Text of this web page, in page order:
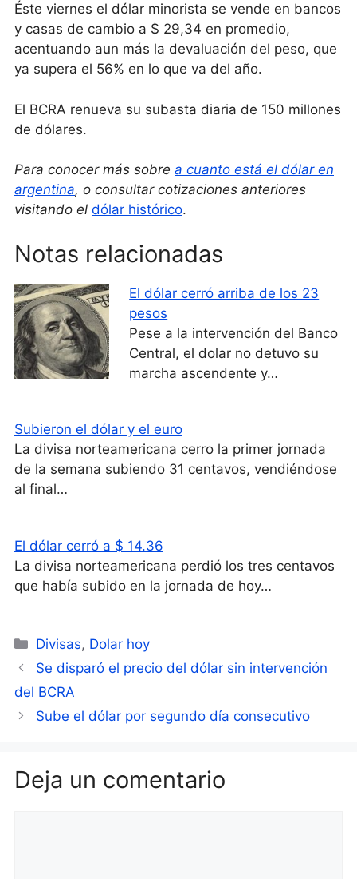
Éste viernes el dólar minorista se vende en bancos
y casas de cambio a $ 29,34 en promedio,
acentuando aun más la devaluación del peso, que
ya supera el 56% en lo que va del año.
El BCRA renueva su subasta diaria de 150 millones
de dólares.
Para conocer más sobre a cuanto está el dólar en
argentina, o consultar cotizaciones anteriores
visitando el dólar histórico.
Notas relacionadas
El dólar cerró arriba de los 23
pesos
Pese a la intervención del Banco
Central, el dolar no detuvo su
marcha ascendente y…
Subieron el dólar y el euro
La divisa norteamericana cerro la primer jornada
de la semana subiendo 31 centavos, vendiéndose
al final…
El dólar cerró a $ 14.36
La divisa norteamericana perdió los tres centavos
que había subido en la jornada de hoy…
Categorías
Divisas, Dolar hoy
Se disparó el precio del dólar sin intervención
del BCRA
Sube el dólar por segundo día consecutivo
Deja un comentario